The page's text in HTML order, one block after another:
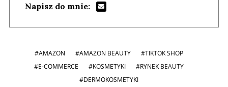
Napisz do mnie:
#AMAZON #AMAZON BEAUTY
#TIKTOK SHOP
#E-COMMERCE
#KOSMETYKI
#RYNEK BEAUTY
#DERMOKOSMETYKI